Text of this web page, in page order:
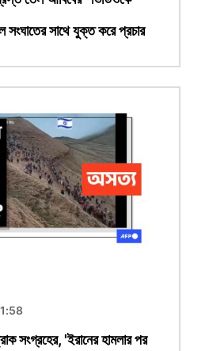
সাথে যুক্ত করে প্রচার
সংগ্রহের, 'ইরানের হামলার পর